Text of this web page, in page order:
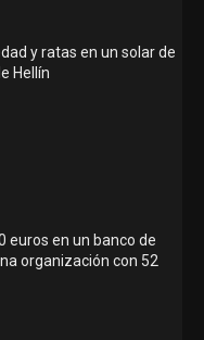
y ratas en un solar de
Hellín
euros en un banco de
organización con 52